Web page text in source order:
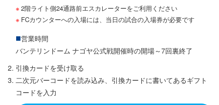
2階ライト側24通路前エスカレーターをご利用ください
FCカウンターへの入場には、当日の試合の入場券が必要です
営業時間
バンテリンドーム ナゴヤ公式戦開催時の開場～7回裏終了
引換カードを受け取る
二次元バーコードを読み込み、引換カードに書いてあるギフト
コードを入力